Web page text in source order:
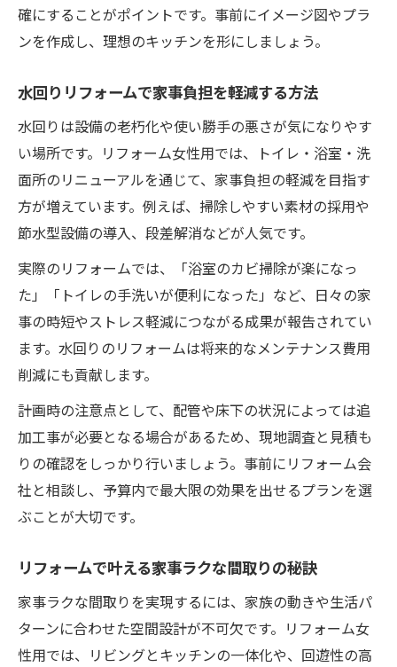
確にすることがポイントです。事前にイメージ図やプラ
ンを作成し、理想のキッチンを形にしましょう。
水回りリフォームで家事負担を軽減する方法
水回りは設備の老朽化や使い勝手の悪さが気になりやす
い場所です。リフォーム女性用では、トイレ・浴室・洗
面所のリニューアルを通じて、家事負担の軽減を目指す
方が増えています。例えば、掃除しやすい素材の採用や
節水型設備の導入、段差解消などが人気です。
実際のリフォームでは、「浴室のカビ掃除が楽になっ
た」「トイレの手洗いが便利になった」など、日々の家
事の時短やストレス軽減につながる成果が報告されてい
ます。水回りのリフォームは将来的なメンテナンス費用
削減にも貢献します。
計画時の注意点として、配管や床下の状況によっては追
加工事が必要となる場合があるため、現地調査と見積も
りの確認をしっかり行いましょう。事前にリフォーム会
社と相談し、予算内で最大限の効果を出せるプランを選
ぶことが大切です。
リフォームで叶える家事ラクな間取りの秘訣
家事ラクな間取りを実現するには、家族の動きや生活パ
ターンに合わせた空間設計が不可欠です。リフォーム女
性用では、リビングとキッチンの一体化や、回遊性の高